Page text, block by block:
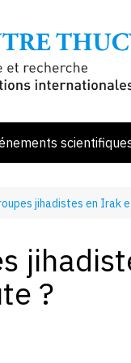
jihadistes en Irak
?